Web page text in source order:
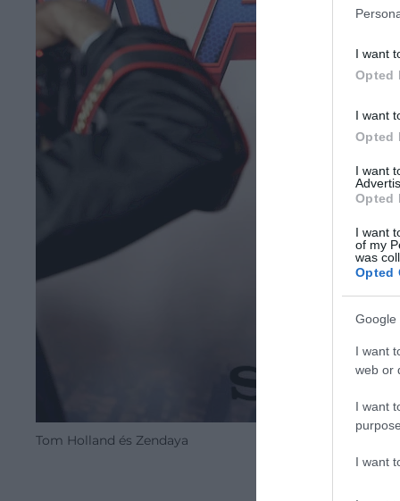
I want
Opted
I want
Opted
I want
Opted
I want
of my
was
Opted
Google
I want
web or
I want
I want
Tom Holland és Zendaya